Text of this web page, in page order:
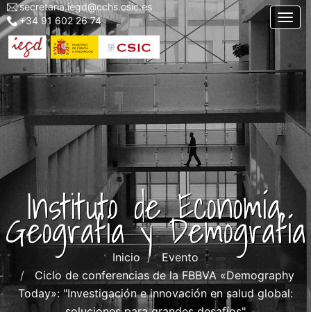
Pasar
al
contenido
principal
Menu
top
left
iegd
secretaria.iegd@cchs.csic.es
+34 91 602 26 74
Instituto de Economía,
Geografía y Demografía
Inicio
Evento
Ciclo de conferencias de la FBBVA «Demography
Today»: "Investigación e innovación en salud global:
soluciones para grandes desafíos"